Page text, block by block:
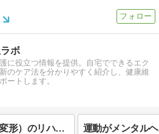
ボ
に役立つ情報を提供。自宅でできるエク
のケア法を分かりやすく紹介し、健康維
ートします。
両変形性膝関節症（外反変形）のリハビリテーション